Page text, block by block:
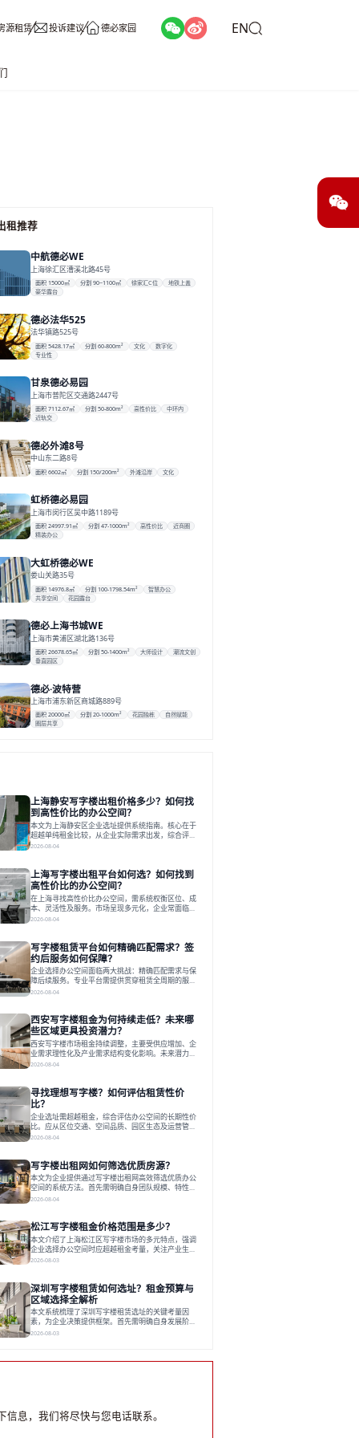
源租赁 投诉建议 德必家园 EN
租推荐
中航德必WE
上海徐汇区漕溪北路45号
面积 15000㎡ 分割 90~1100㎡ 徐家汇C位
地铁上盖
豪华露台
德必法华525
法华镇路525号
面积 5428.17㎡ 分割 60-800m² 文化
数字化
专业性
甘泉德必易园
上海市普陀区交通路2447号
面积 7112.67㎡ 分割 50-800m² 高性价比
中环内
近轨交
德必外滩8号
中山东二路8号
面积 6602㎡ 分割 150/200m² 外滩沿岸 文化
虹桥德必易园
上海市闵行区吴中路1189号
面积 24997.91㎡ 分割 47-1000m² 高性价比
近商圈
精装办公
大虹桥德必WE
娄山关路35号
面积 14976.8㎡ 分割 100-1798.54m²
智慧办公
共享空间
花园露台
德必上海书城WE
上海市黄浦区湖北路136号
面积 26678.65㎡ 分割 50-1400m² 大师设计
潮流文创
垂直园区
德必·波特营
上海市浦东新区商城路889号
面积 20000㎡ 分割 20-1000m² 花园独栋
自然赋能
圈层共享
上海静安写字楼出租价格多少？如何找
到高性价比的办公空间？
本文为上海静安区企业选址提供系统指南。核心在于
超越单纯租金比较，从企业实际需求出发，综合评估
交通、硬件、空间弹性、配套服务及产业生态等多维
升性价比，并通过不同规模企业的实际案例加以说
明。之后指出，专业运营服务商提供的稳定环境、社
群活动与产业集聚等增值服务，是很大化空间价值、
助力企业成长的关键。对于许多在
2026-08-04
上海写字楼出租平台如何选？如何找到
高性价比的办公空间？
在上海寻找高性价比办公空间，需系统权衡区位、成
本、灵活性及服务。市场呈现多元化，企业常面临租
赁流程复杂、隐性成本高等挑战。选择平台时，应评
区、灵活产品和丰富配套，满足不同企业需求。企业
应明确自身需求，实地考察，选择能支持长期发展、
提升竞争力的办公空间。在上海寻找合适的办公空
间，对于企业行政负责人、中小企业主
2026-08-04
写字楼租赁平台如何精确匹配需求？签
约后服务如何保障？
企业选择办公空间面临两大挑战：精确匹配需求与保
障后续服务。专业平台需提供贯穿租赁全周期的服
务，将企业从非核心事务中解放。精确匹配需结合企
的全周期保障体系。德必集团通过标准化服务与个性
化运营结合，以全国布局和产业生态圈为企业提供稳
定支持，体现了从信息撮合到深度服务的能力转变。
在为企业寻找办公空间的过程中，
2026-08-04
西安写字楼租金为何持续走低？未来哪
些区域更具投资潜力？
西安写字楼市场租金持续调整，主要受供应增加、企
业需求理性化及产业需求结构变化影响。未来潜力区
域集中在产业集聚、交利及城市更新地带，如高新区
运营方通过空间优化与社群服务，助力企业成长，推
动市场向多元化、高性价比方向发展。近年来，西安
写字楼市场呈现出租金持续调整的态势，这一现象引
发了的广泛关注。作为西部重要
2026-08-04
寻找理想写字楼？如何评估租赁性价
比？
企业选址需超越租金，综合评估办公空间的长期性价
比。应从区位交通、空间品质、园区生态及运营管理
四个核心维度权衡财务支出与长期价值回报。理想的
衡。对于许多正在成长或寻求稳定发展的企业而言，
寻找一处合适的办公空间是一项至关重要的决策。这
不仅关系到团队的日常工作效率与协作氛围，更直接
影响着企业的品牌形象、运营成本
2026-08-04
写字楼出租网如何筛选优质房源？
本文为企业提供通过写字楼出租网高效筛选优质办公
空间的系统方法。首先需明确自身团队规模、特性、
预算等核心需求。线上筛选时，应深入解读房源参
背景与持续服务能力。完成线上初选后，必须进行线
下实地验证，核对空间实景、测试设施、感受园区氛
围并确认合同条款，从而做出精确决策。在数字化时
代，写字楼出租网已成为企业寻找
2026-08-04
松江写字楼租金价格范围是多少？
本文介绍了上海松江区写字楼市场的多元特点，强调
企业选择办公空间时应超越租金考量，关注产业生态
与综合服务。文章分析了市场概况、影响空间价值的
建服务生态助力企业成长，建议企业系统评估需求与
长期价值，选择匹配的发展载体。对于许多寻求在上
海松江区设立或扩展办公空间的企业而言，了解该区
域的写字楼市场概况是决策的首先
2026-08-03
深圳写字楼租赁如何选址？租金预算与
区域选择全解析
本文系统梳理了深圳写字楼租赁选址的关键考量因
素，为企业决策提供框架。首先需明确自身发展阶
段、团队规模和文化特质等核心需求。深圳多中心商
业园注重生态与社群，适合文创、科技类企业。评估
2026-08-03
信息，我们将尽快与您电话联系。